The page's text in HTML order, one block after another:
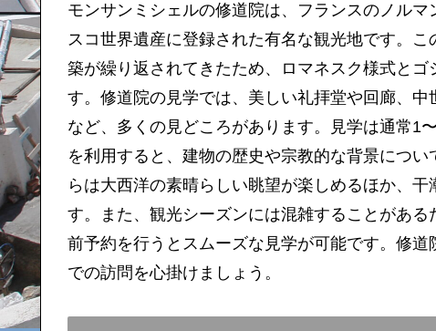
モンサンミシェルの修道院は、フランスのノル
スコ世界遺産に登録された有名な観光地です。
築が繰り返されてきたため、ロマネスク様式と
す。修道院の見学では、美しい礼拝堂や回廊、
など、多くの見どころがあります。見学は通常1
を利用すると、建物の歴史や宗教的な背景につ
らは大西洋の素晴らしい眺望が楽しめるほか、
す。また、観光シーズンには混雑することがあ
前予約を行うとスムーズな見学が可能です。修
での訪問を心掛けましょう。